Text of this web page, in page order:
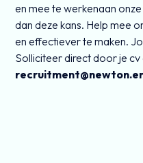
en mee te werkenaan
dan deze kans. Help mee
en effectiever te maken.
Solliciteer direct door je